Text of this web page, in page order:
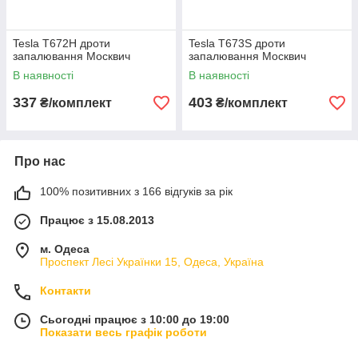
Tesla T672H дроти
запалювання Москвич
В наявності
337 ₴/комплект
Tesla T673S дроти
запалювання Москвич
В наявності
403 ₴/комплект
Про нас
100% позитивних з 166 відгуків за рік
Працює з 15.08.2013
м. Одеса
Проспект Лесі Українки 15, Одеса, Україна
Контакти
Сьогодні працює з 10:00 до 19:00
Показати весь графік роботи